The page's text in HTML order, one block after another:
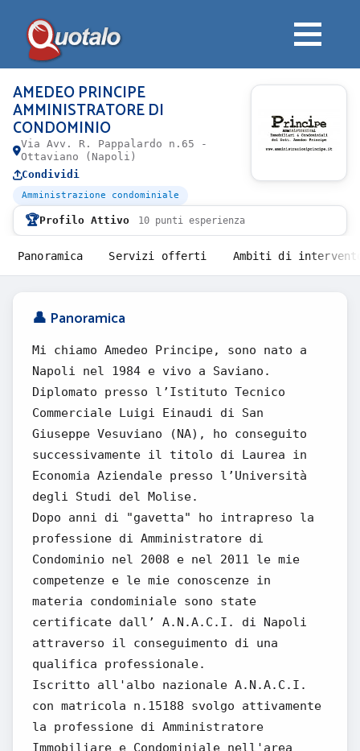
AMEDEO PRINCIPE
AMMINISTRATORE DI
CONDOMINIO
Via Avv. R. Pappalardo n.65 -
Ottaviano (Napoli)
Condividi
Amministrazione condominiale
🏆Profilo Attivo 10 punti esperienza
Panoramica Servizi offerti Ambiti di
👤 Panoramica
Mi chiamo Amedeo Principe, sono nato a
Napoli nel 1984 e vivo a Saviano.
Diplomato presso l’Istituto Tecnico
Commerciale Luigi Einaudi di San
Giuseppe Vesuviano (NA), ho conseguito
successivamente il titolo di Laurea in
Economia Aziendale presso l’Università
degli Studi del Molise.
Dopo anni di "gavetta" ho intrapreso la
professione di Amministratore di
Condominio nel 2008 e nel 2011 le mie
competenze e le mie conoscenze in
materia condominiale sono state
certificate dall’ A.N.A.C.I. di Napoli
attraverso il conseguimento di una
qualifica professionale.
Iscritto all'albo nazionale A.N.A.C.I.
con matricola n.15188 svolgo attivamente
la professione di Amministratore
Immobiliare e Condominiale nell'area